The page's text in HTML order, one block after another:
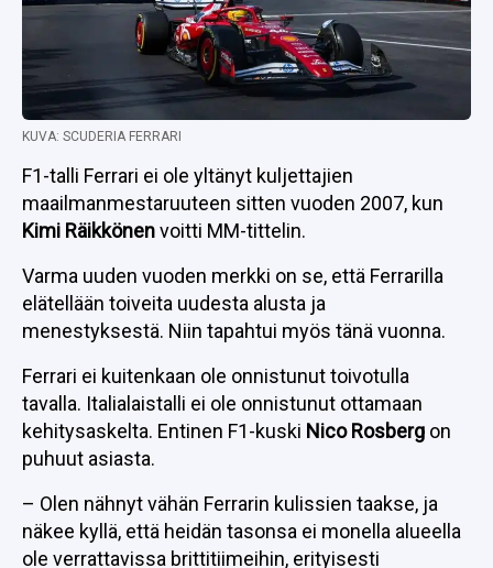
KUVA: SCUDERIA FERRARI
F1-talli Ferrari ei ole yltänyt kuljettajien
maailmanmestaruuteen sitten vuoden 2007, kun
Kimi Räikkönenvoitti MM-tittelin.
Varma uuden vuoden merkki on se, että Ferrarilla
elätellään toiveita uudesta alusta ja
menestyksestä. Niin tapahtui myös tänä vuonna.
Ferrari ei kuitenkaan ole onnistunut toivotulla
tavalla. Italialaistalli ei ole onnistunut ottamaan
kehitysaskelta. Entinen F1-kuski Nico Rosberg on
puhuut asiasta.
– Olen nähnyt vähän Ferrarin kulissien taakse, ja
näkee kyllä, että heidän tasonsa ei monella alueella
ole verrattavissa brittitiimeihin, erityisesti